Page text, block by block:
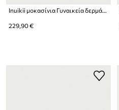
Inuikii μοκασίνια Γυναικεία δερμάτινα Shearling Print
229,90 €